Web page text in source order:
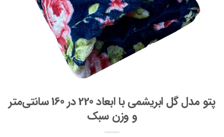
پتو مدل گل ابریشمی با ابعاد 220 در 160 سانتی‌متر
و وزن سبک